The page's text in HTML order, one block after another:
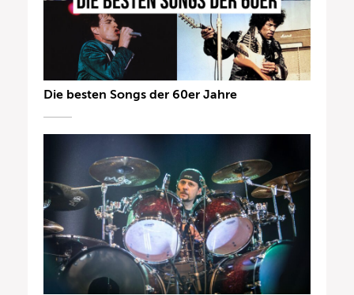
Die besten Songs der 60er Jahre